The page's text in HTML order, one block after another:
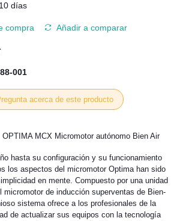
días
compra Añadir a comparar
001
acerca de este producto
OPTIMA MCX Micromotor autónomo Bien Air
hasta su configuración y su funcionamiento
los aspectos del micromotor Optima han sido
en mente. Compuesto por una unidad
micromotor de inducción superventas de Bien-
sistema ofrece a los profesionales de la
de actualizar sus equipos con la tecnología